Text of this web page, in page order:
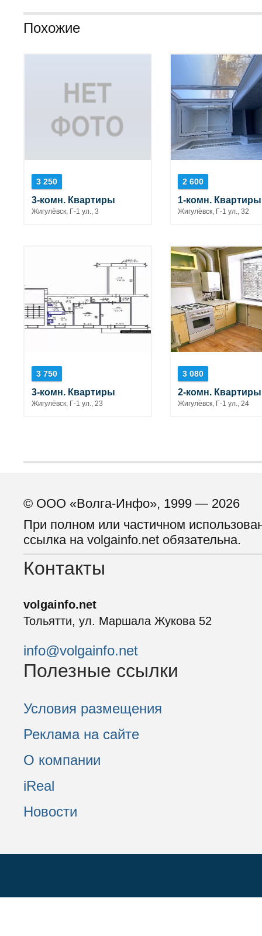
Похожие
3 250
3-комн. Квартиры
Жигулёвск, Г-1 ул., 3
2 600
1-комн. Квартиры
Жигулёвск, Г-1 ул., 32
3 750
3-комн. Квартиры
Жигулёвск, Г-1 ул., 23
3 080
2-комн. Квартиры
Жигулёвск, Г-1 ул., 24
© ООО «Волга-Инфо», 1999 — 2026
При полном или частичном
ссылка на volgainfo.net обязательна.
Контакты
volgainfo.net
Тольятти, ул. Маршала Жукова 52
info@volgainfo.net
Полезные ссылки
Условия размещения
Реклама на сайте
О компании
iReal
Новости